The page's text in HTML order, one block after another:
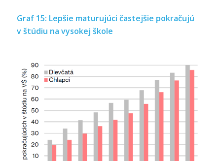
Graf 15: Lepšie maturujúci častejšie pokračujú
v štúdiu na vysokej škole